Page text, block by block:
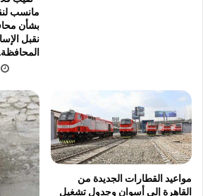
مانسب
بشأن
نقبل
مواعيد القطارات الجديدة من
القاهرة إلى أسوان وجدول تشغيل